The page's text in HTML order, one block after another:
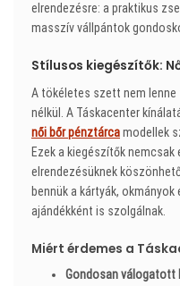
elrendezésre: a praktikus
masszív vállpántok
Stílusos kiegészítők:
A tökéletes szett nem
nélkül. A Táskacenter
női bőr pénztárcamodellek
Ezek a kiegészítők
elrendezésüknek
bennük a kártyák,
ajándékként is szolgálnak.
Miért érdemes a
Gondosan válogatott